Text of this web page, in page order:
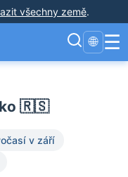
všechny země.
🌐 ☰
🇷🇸
v září